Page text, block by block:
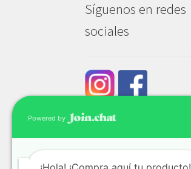
Síguenos en redes
sociales
Powered by